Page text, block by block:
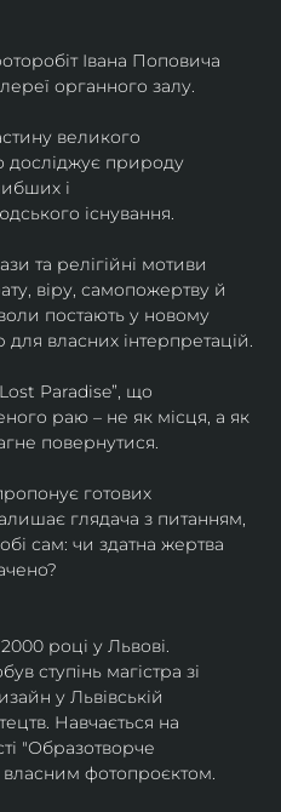
Івана Поповича
органного залу.
великого
досліджує природу
і
існування.
та релігійні мотиви
віру, самопожертву й
постають у новому
для власних інтерпретацій.
Paradise”, що
раю – не як місця, а як
повернутися.
готових
глядача з питанням,
сам: чи здатна жертва
році у Львові.
ступінь магістра зі
у Львівській
Навчається на
"Образотворче
фотопроєктом.